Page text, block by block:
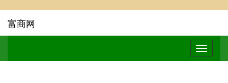
富商网